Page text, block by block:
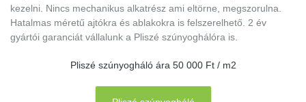
kezelni. Nincs mechanikus alkatrész ami eltörne, megszorulna.
Hatalmas méretű ajtókra és ablakokra is felszerelhető. 2 év
gyártói garanciát vállalunk a Pliszé szúnyoghálóra is.
Pliszé szúnyogháló ára 50 000 Ft / m2